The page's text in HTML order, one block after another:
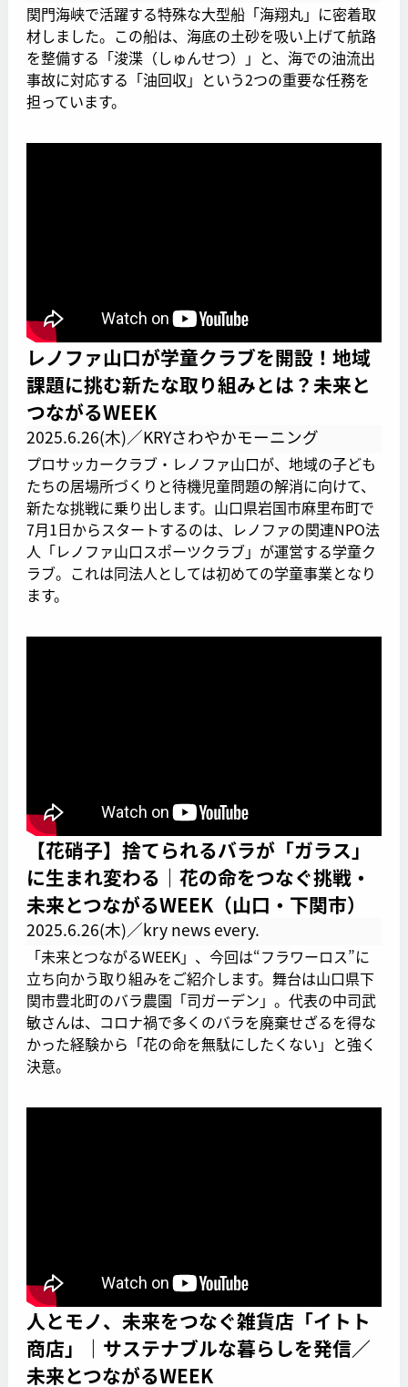
関門海峡で活躍する特殊な大型船「海翔丸」に密着取
材しました。この船は、海底の土砂を吸い上げて航路
を整備する「浚渫（しゅんせつ）」と、海での油流出
事故に対応する「油回収」という2つの重要な任務を
担っています。
レノファ山口が学童クラブを開設！地域
課題に挑む新たな取り組みとは？未来と
つながるWEEK
2025.6.26(木)／KRYさわやかモーニング
プロサッカークラブ・レノファ山口が、地域の子ども
たちの居場所づくりと待機児童問題の解消に向けて、
新たな挑戦に乗り出します。山口県岩国市麻里布町で
7月1日からスタートするのは、レノファの関連NPO法
人「レノファ山口スポーツクラブ」が運営する学童ク
ラブ。これは同法人としては初めての学童事業となり
ます。
【花硝子】捨てられるバラが「ガラス」
に生まれ変わる｜花の命をつなぐ挑戦・
未来とつながるWEEK（山口・下関市）
2025.6.26(木)／kry news every.
「未来とつながるWEEK」、今回は“フラワーロス”に
立ち向かう取り組みをご紹介します。舞台は山口県下
関市豊北町のバラ農園「司ガーデン」。代表の中司武
敏さんは、コロナ禍で多くのバラを廃棄せざるを得な
かった経験から「花の命を無駄にしたくない」と強く
決意。
人とモノ、未来をつなぐ雑貨店「イトト
商店」｜サステナブルな暮らしを発信／
未来とつながるWEEK